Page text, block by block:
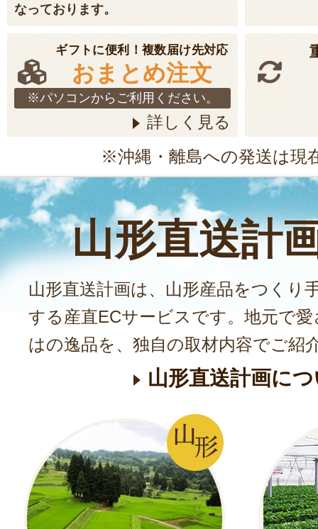
なっております。
ギフトに便利！複数届け先対応
おまとめ注文
※パソコンからご利用ください。
詳しく見る
※沖縄・離島への発送は現
山形直送計
山形直送計画は、山形産品をつくり
する産直ECサービスです。地元で
はの逸品を、独自の取材内容でご紹
山形直送計画に